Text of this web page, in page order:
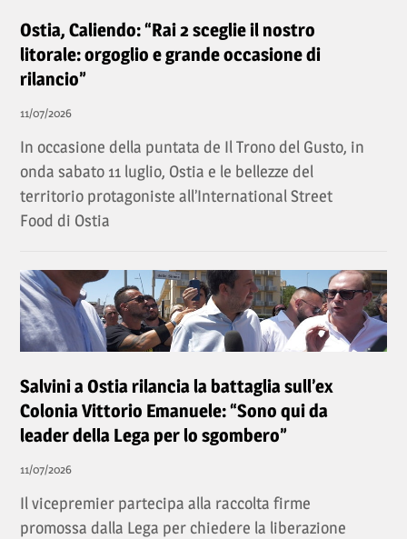
Ostia, Caliendo: “Rai 2 sceglie il nostro
litorale: orgoglio e grande occasione di
rilancio”
11/07/2026
In occasione della puntata de Il Trono del Gusto, in
onda sabato 11 luglio, Ostia e le bellezze del
territorio protagoniste all’International Street
Food di Ostia
Salvini a Ostia rilancia la battaglia sull’ex
Colonia Vittorio Emanuele: “Sono qui da
leader della Lega per lo sgombero”
11/07/2026
Il vicepremier partecipa alla raccolta firme
promossa dalla Lega per chiedere la liberazione